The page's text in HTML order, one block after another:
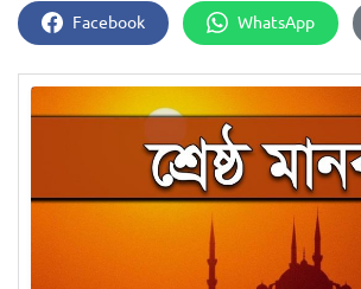
Facebook WhatsApp